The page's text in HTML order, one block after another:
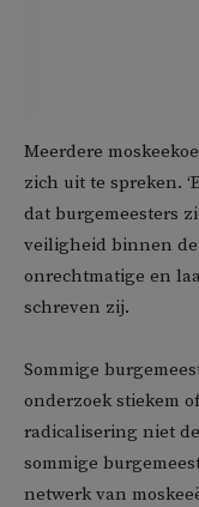
Meerdere
zich uit te spreken.
dat burgemeesters
veiligheid binnen
onrechtmatige en
schreven zij.
Sommige
onderzoek stiekem
radicalisering niet
sommige
netwerk van